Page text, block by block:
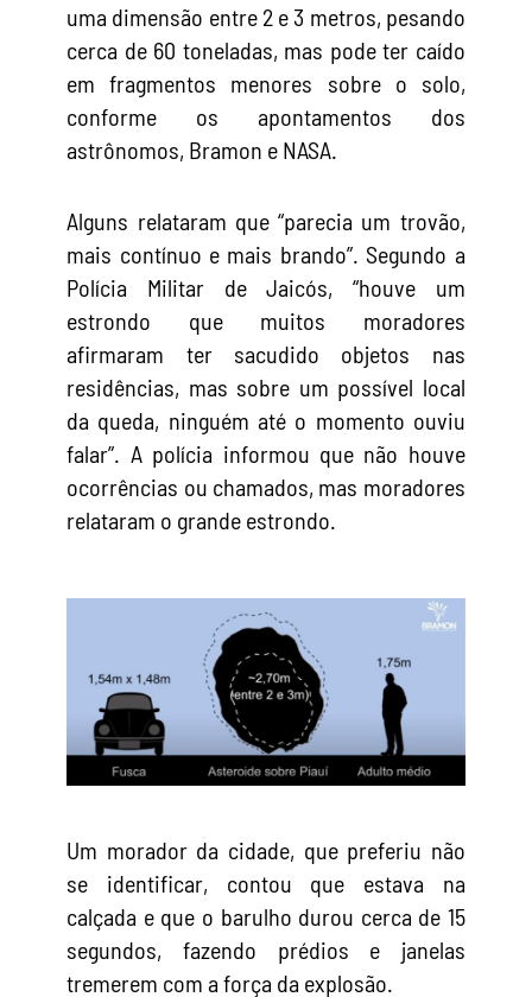
uma dimensão entre 2 e 3 metros, pesando
cerca de 60 toneladas, mas pode ter caído
em fragmentos menores sobre o solo,
conforme os apontamentos dos
astrônomos, Bramon e NASA.
Alguns relataram que “parecia um trovão,
mais contínuo e mais brando”. Segundo a
Polícia Militar de Jaicós, “houve um
estrondo que muitos moradores
afirmaram ter sacudido objetos nas
residências, mas sobre um possível local
da queda, ninguém até o momento ouviu
falar”. A polícia informou que não houve
ocorrências ou chamados, mas moradores
relataram o grande estrondo.
Um morador da cidade, que preferiu não
se identificar, contou que estava na
calçada e que o barulho durou cerca de 15
segundos, fazendo prédios e janelas
tremerem com a força da explosão.